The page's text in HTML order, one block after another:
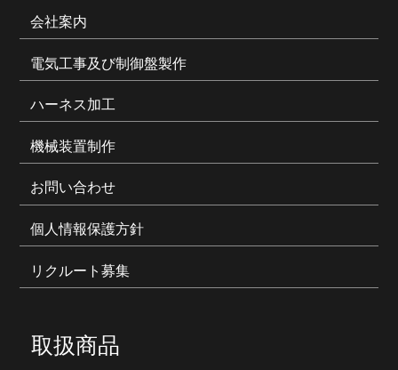
会社案内
電気工事及び制御盤製作
ハーネス加工
機械装置制作
お問い合わせ
個人情報保護方針
リクルート募集
取扱商品